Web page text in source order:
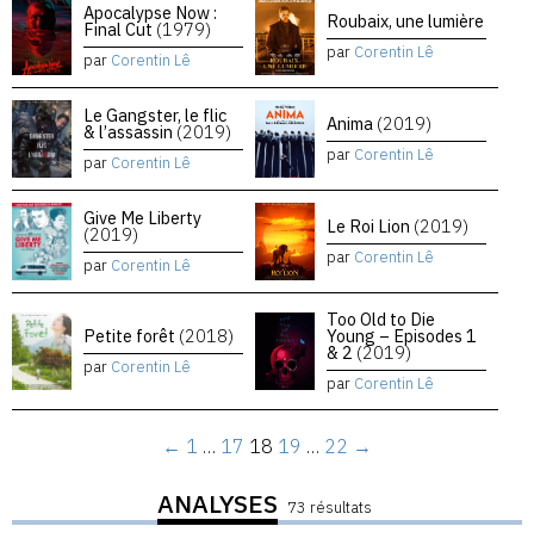
Apocalypse Now :
Final Cut (1979)
par Corentin Lê
Roubaix, une lumière
par Corentin Lê
Le Gangster, le flic
& l’assassin (2019)
par Corentin Lê
Anima (2019)
par Corentin Lê
Give Me Liberty
(2019)
par Corentin Lê
Le Roi Lion (2019)
par Corentin Lê
Petite forêt (2018)
par Corentin Lê
Too Old to Die
Young – Episodes 1
& 2 (2019)
par Corentin Lê
← 1 … 17 18 19 … 22 →
ANALYSES 73 résultats